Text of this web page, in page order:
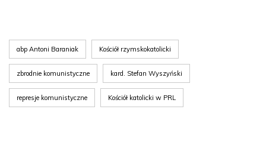
abp Antoni Baraniak Kościół rzymskokatolicki
zbrodnie komunistyczne kard. Stefan Wyszyński
represje komunistyczne Kościół katolicki w PRL